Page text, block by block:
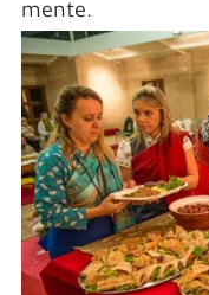
mente.